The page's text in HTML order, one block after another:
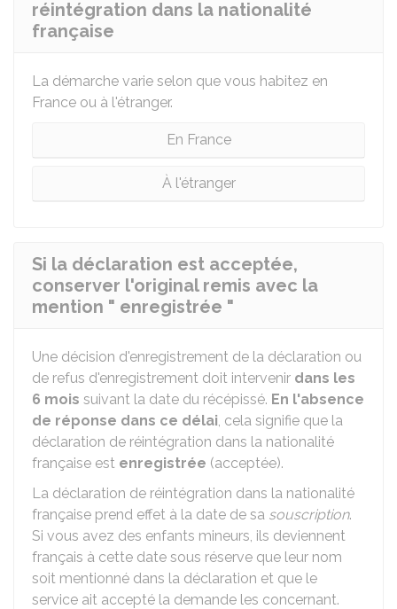
réintégration dans la nationalité
française
La démarche varie selon que vous habitez en
France ou à l'étranger.
En France
À l'étranger
Si la déclaration est acceptée,
conserver l'original remis avec la
mention " enregistrée "
Une décision d'enregistrement de la déclaration ou
de refus d'enregistrement doit intervenir dans les
6 mois suivant la date du récépissé. En l'absence
de réponse dans ce délai, cela signifie que la
déclaration de réintégration dans la nationalité
française est enregistrée (acceptée).
La déclaration de réintégration dans la nationalité
française prend effet à la date de sa souscription.
Si vous avez des enfants mineurs, ils deviennent
français à cette date sous réserve que leur nom
soit mentionné dans la déclaration et que le
service ait accepté la demande les concernant.